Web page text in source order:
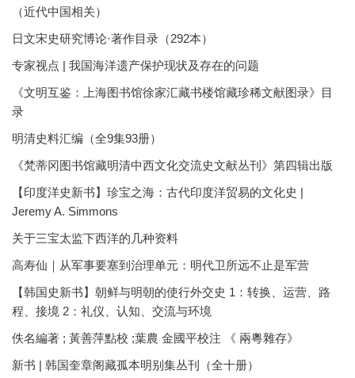
（近代中国相关）
日文宋史研究博论·著作目录（292本）
专家视点 | 我国海洋遗产保护现状及存在的问题
《文明互鉴：上海图书馆徐家汇藏书楼馆藏珍稀文献图录》目
录
明清史料汇编（全9集93册）
《梵蒂冈图书馆藏明清中西文化交流史文献丛刊》第四辑出版
【印度洋史新书】珍宝之海：古代印度洋贸易的文化史 |
Jeremy A. Simmons
关于三宝太监下西洋的几种资料
高寿仙｜从军事要塞到治理单元：明代卫所远不止是军营
【韩国史新书】朝鲜与明朝的使行外交史 1：转换、运营、路
程、接境 2：礼仪、认知、交流与环境
佚名編著 ; 黃善萍點校 ;葉農 金國平校注 《 兩粵雜存》
新书 | 韩国奎章阁藏孤本明别集丛刊（全十册）